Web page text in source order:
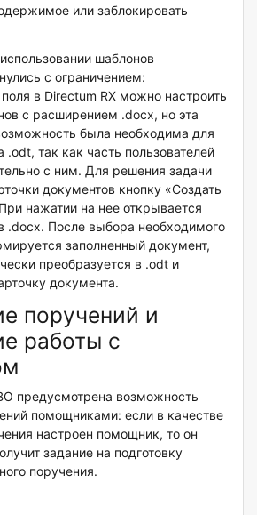
или заблокировать
шаблонов
с ограничением:
в Directum RX можно настроить
с расширением .docx, но эта
была необходима для
так как часть пользователей
с ним. Для решения задачи
документов кнопку «Создать
нажатии на нее открывается
.docx. После выбора необходимого
заполненный документ,
преобразуется в .odt и
документа.
поручений и
работы с
предусмотрена возможность
помощниками: если в качестве
настроен помощник, то он
задание на подготовку
поручения.